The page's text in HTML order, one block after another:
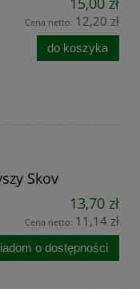
Cena netto: 12,20 zł
do koszyka
Skov
13,70 zł
Cena netto: 11,14 zł
o dostępności